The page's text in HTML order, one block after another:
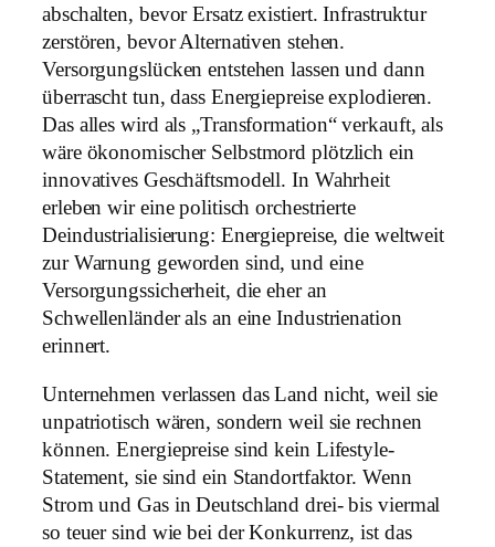
abschalten, bevor Ersatz existiert. Infrastruktur
zerstören, bevor Alternativen stehen.
Versorgungslücken entstehen lassen und dann
überrascht tun, dass Energiepreise explodieren.
Das alles wird als „Transformation“ verkauft, als
wäre ökonomischer Selbstmord plötzlich ein
innovatives Geschäftsmodell. In Wahrheit
erleben wir eine politisch orchestrierte
Deindustrialisierung: Energiepreise, die weltweit
zur Warnung geworden sind, und eine
Versorgungssicherheit, die eher an
Schwellenländer als an eine Industrienation
erinnert.
Unternehmen verlassen das Land nicht, weil sie
unpatriotisch wären, sondern weil sie rechnen
können. Energiepreise sind kein Lifestyle-
Statement, sie sind ein Standortfaktor. Wenn
Strom und Gas in Deutschland drei- bis viermal
so teuer sind wie bei der Konkurrenz, ist das